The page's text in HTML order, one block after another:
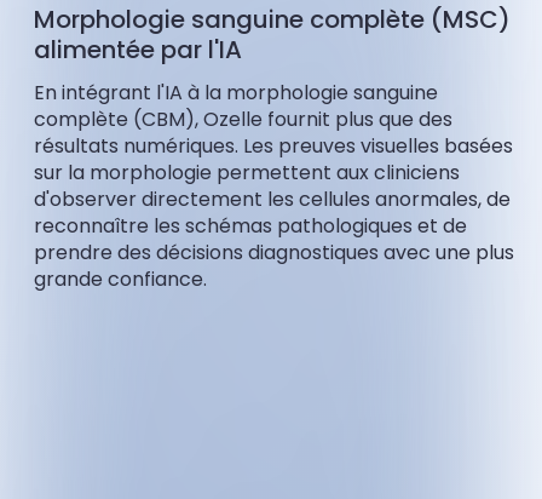
Morphologie sanguine complète (MSC)
alimentée par l'IA
En intégrant l'IA à la morphologie sanguine
complète (CBM), Ozelle fournit plus que des
résultats numériques. Les preuves visuelles basées
sur la morphologie permettent aux cliniciens
d'observer directement les cellules anormales, de
reconnaître les schémas pathologiques et de
prendre des décisions diagnostiques avec une plus
grande confiance.